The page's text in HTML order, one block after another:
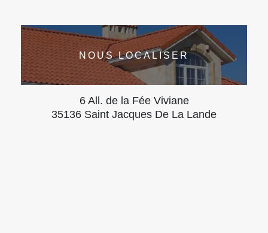
NOUS LOCALISER
6 All. de la Fée Viviane
35136 Saint Jacques De La Lande